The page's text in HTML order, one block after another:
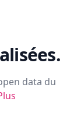
data du